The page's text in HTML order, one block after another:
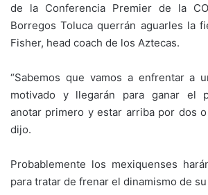
de la Conferencia Premier de la
Borregos Toluca querrán aguarles la
Fisher, head coach de los Aztecas.
“Sabemos que vamos a enfrentar a
motivado y llegarán para ganar el
anotar primero y estar arriba por dos
dijo.
Probablemente los mexiquenses
para tratar de frenar el dinamismo de